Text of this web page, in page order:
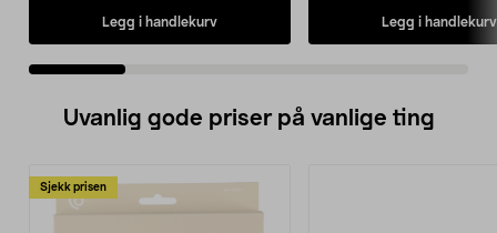
Legg i handlekurv Legg i handlekurv
Uvanlig gode priser på vanlige ting
Sjekk prisen